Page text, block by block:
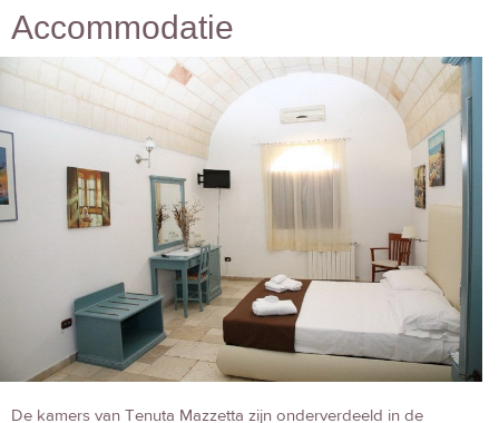
Accommodatie
De kamers van Tenuta Mazzetta zijn onderverdeeld in de